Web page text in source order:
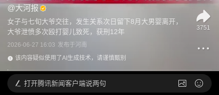
@大河报
女子与七旬大爷交往，发生关系次日留下8月大男婴离开，
大爷泄愤多次殴打婴儿致死，获刑12年
2026-06-27 16:03 发布于河南
该内容疑似使用了AI生成技术，请谨慎甄别
3751
打开腾讯新闻客户端说两句